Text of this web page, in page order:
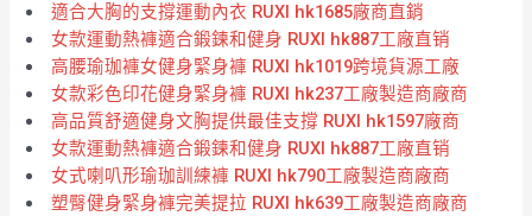
適合大胸的支撐運動內衣 RUXI hk1685廠商直銷
女款運動熱褲適合鍛鍊和健身 RUXI hk887工廠直销
高腰瑜珈褲女健身緊身褲 RUXI hk1019跨境貨源工廠
女款彩色印花健身緊身褲 RUXI hk237工廠製造商廠商
高品質舒適健身文胸提供最佳支撐 RUXI hk1597廠商
女款運動熱褲適合鍛鍊和健身 RUXI hk887工廠直销
女式喇叭形瑜珈訓練褲 RUXI hk790工廠製造商廠商
塑臀健身緊身褲完美提拉 RUXI hk639工廠製造商廠商